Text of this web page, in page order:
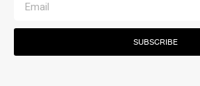
SUBSCRIBE